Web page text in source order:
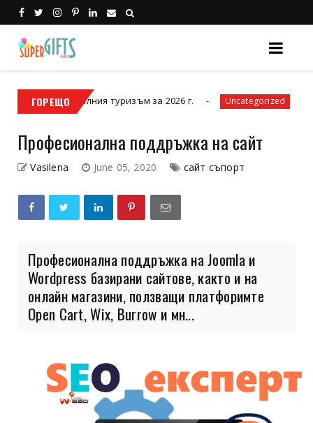
ГОРЕЩО
на денталния туризъм за 2026 г. Uncategorized Кой
Професионална поддръжка на сайт
Vasilena June 05, 2020 сайт съпорт
Професионална поддръжка на Joomla и
Wordpress базирани сайтове, както и на
онлайн магазини, ползващи платфоримте
Open Cart, Wix, Burrow и мн...